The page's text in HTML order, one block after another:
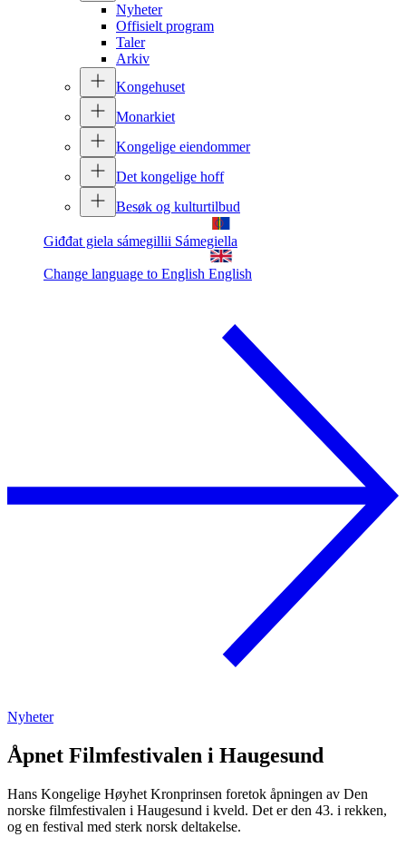
Nyheter
Offisielt program
Taler
Arkiv
Kongehuset
Monarkiet
Kongelige eiendommer
Det kongelige hoff
Besøk og kulturtilbud
Giđđat giela sámegillii Sámegiella
Change language to English English
Nyheter
Åpnet Filmfestivalen i Haugesund
Hans Kongelige Høyhet Kronprinsen foretok åpningen av Den
norske filmfestivalen i Haugesund i kveld. Det er den 43. i rekken,
og en festival med sterk norsk deltakelse.